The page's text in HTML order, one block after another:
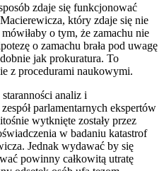
zdaje się funkcjonować
który zdaje się nie
o tym, że zamachu nie
o zamachu brała pod uwagę
jak prokuratura. To
z procedurami naukowymi.
analiz i
parlamentarnych ekspertów
wytknięte zostały przez
w badaniu katastrof
Jednak wydawać by się
powinny całkowitą utratę